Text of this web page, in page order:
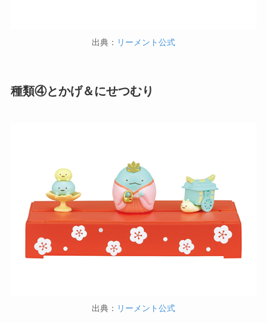
出典： リーメント公式
種類④とかげ＆にせつむり
出典： リーメント公式